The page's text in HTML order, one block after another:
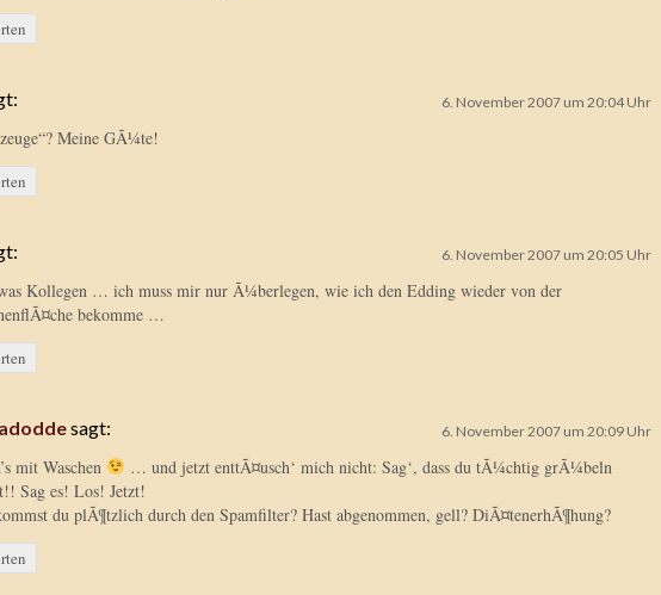
6. November 2007 um 20:04 Uhr
Meine GÃ¼te!
6. November 2007 um 20:05 Uhr
Kollegen … ich muss mir nur Ã¼berlegen, wie ich den Edding wieder von der
bekomme …
sagt: 6. November 2007 um 20:09 Uhr
mit Waschen
… und jetzt enttÃ¤usch‘ mich nicht: Sag‘, dass du tÃ¼chtig grÃ¼beln
Sag es! Los! Jetzt!
du plÃ¶tzlich durch den Spamfilter? Hast abgenommen, gell? DiÃ¤tenerhÃ¶hung?